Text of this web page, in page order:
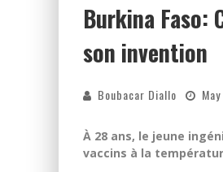
Burkina Faso:
son invention
Boubacar Diallo
À 28 ans, le jeune
vaccins à la